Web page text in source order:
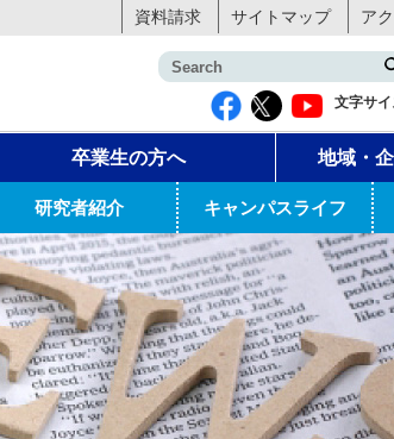
資料請求 サイトマップ ア
文字サ
卒業生の方へ 地域・
研究者紹介 キャンパスライフ